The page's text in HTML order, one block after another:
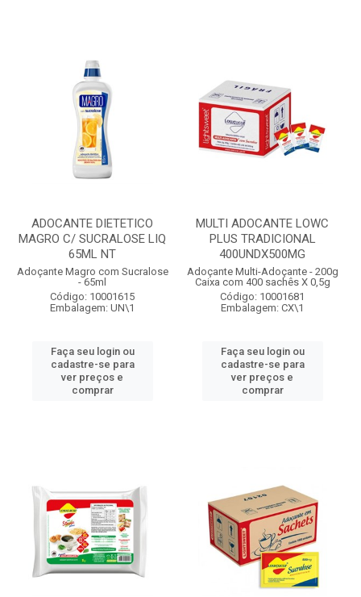
ADOCANTE DIETETICO
MAGRO C/ SUCRALOSE LIQ
65ML NT
Adoçante Magro com Sucralose
- 65ml
Código: 10001615
Embalagem: UN\1
Faça seu login ou
cadastre-se para
ver preços e
comprar
MULTI ADOCANTE LOWC
PLUS TRADICIONAL
400UNDX500MG
Adoçante Multi-Adoçante - 200g
Caixa com 400 sachês X 0,5g
Código: 10001681
Embalagem: CX\1
Faça seu login ou
cadastre-se para
ver preços e
comprar